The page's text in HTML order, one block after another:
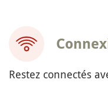
Restez connectés